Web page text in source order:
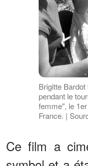
Brigitte
pendant le
femme", le
France. |
Ce film a